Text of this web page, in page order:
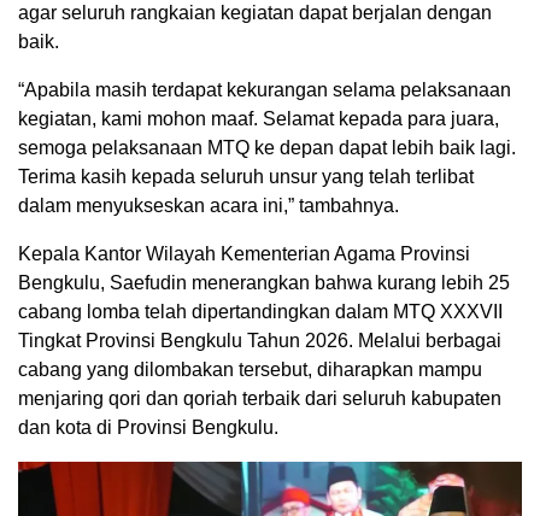
agar seluruh rangkaian kegiatan dapat berjalan dengan
baik.
“Apabila masih terdapat kekurangan selama pelaksanaan
kegiatan, kami mohon maaf. Selamat kepada para juara,
semoga pelaksanaan MTQ ke depan dapat lebih baik lagi.
Terima kasih kepada seluruh unsur yang telah terlibat
dalam menyukseskan acara ini,” tambahnya.
Kepala Kantor Wilayah Kementerian Agama Provinsi
Bengkulu, Saefudin menerangkan bahwa kurang lebih 25
cabang lomba telah dipertandingkan dalam MTQ XXXVII
Tingkat Provinsi Bengkulu Tahun 2026. Melalui berbagai
cabang yang dilombakan tersebut, diharapkan mampu
menjaring qori dan qoriah terbaik dari seluruh kabupaten
dan kota di Provinsi Bengkulu.